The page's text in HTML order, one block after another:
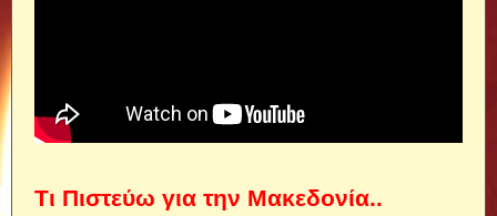
Τι Πιστεύω για την Μακεδονία..